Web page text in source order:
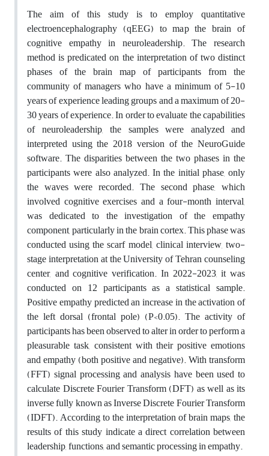
The aim of this study is to employ quantitative
electroencephalography (qEEG) to map the brain of
cognitive empathy in neuroleadership. The research
method is predicated on the interpretation of two distinct
phases of the brain map of participants from the
community of managers who have a minimum of 5-10
years of experience leading groups and a maximum of 20-
30 years of experience. In order to evaluate the capabilities
of neuroleadership, the samples were analyzed and
interpreted using the 2018 version of the NeuroGuide
software. The disparities between the two phases in the
participants were also analyzed. In the initial phase, only
the waves were recorded. The second phase, which
involved cognitive exercises and a four-month interval,
was dedicated to the investigation of the empathy
component, particularly in the brain cortex. This phase was
conducted using the scarf model, clinical interview, two-
stage interpretation at the University of Tehran counseling
center, and cognitive verification. In 2022-2023, it was
conducted on 12 participants as a statistical sample.
Positive empathy predicted an increase in the activation of
the left dorsal (frontal pole) (P<0.05). The activity of
participants has been observed to alter in order to perform a
pleasurable task, consistent with their positive emotions
and empathy (both positive and negative). With transform
(FFT) signal processing and analysis have been used to
calculate Discrete Fourier Transform (DFT) as well as its
inverse fully known as Inverse Discrete Fourier Transform
(IDFT). According to the interpretation of brain maps, the
results of this study indicate a direct correlation between
leadership, functions, and semantic processing in empathy.